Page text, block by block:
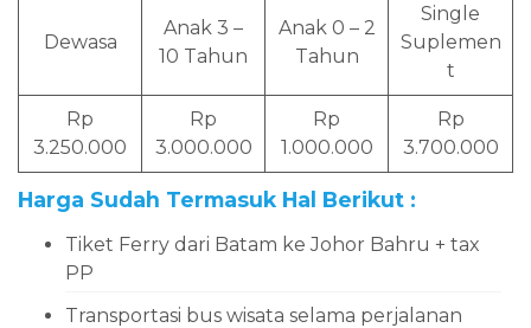
Dewasa
Anak 3 –
10 Tahun
Anak 0 – 2
Tahun
Single
Suplemen
t
Rp
3.250.000
Rp
3.000.000
Rp
1.000.000
Rp
3.700.000
Harga Sudah Termasuk Hal Berikut :
Tiket Ferry dari Batam ke Johor Bahru + tax
PP
Transportasi bus wisata selama perjalanan